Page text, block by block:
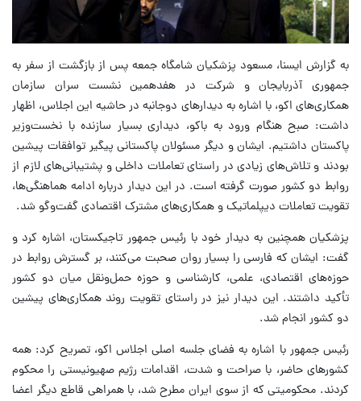
به گزارش ایسنا، مسعود پزشکیان شامگاه جمعه پس از بازگشت از سفر به
جمهوری آذربایجان و شرکت در هفدهمین نشست سران سازمان
همکاری‌های اکو، با اشاره به دیدارهای دوجانبه در حاشیه این اجلاس، اظهار
داشت: صبح هنگام ورود به باکو، دیداری بسیار سازنده با نخست‌وزیر
پاکستان داشتیم. ایشان و دیگر مسئولان پاکستانی پیگیر توافقات پیشین
بودند و تلاش‌های زیادی در راستای تعاملات داخلی و پشتیبانی‌های لازم از
روابط دو کشور صورت گرفته است. در این دیدار درباره ادامه هماهنگی‌ها،
تقویت تعاملات دیپلماتیک و همکاری‌های مشترک اقتصادی گفت‌وگو شد.
پزشکیان همچنین به دیدار خود با رئیس جمهور تاجیکستان، اشاره کرد و
گفت: ایشان که فارسی را بسیار روان صحبت می‌کنند، بر گسترش روابط در
حوزه‌های اقتصادی، علمی، کارشناسی و حوزه حمل‌ونقل میان دو کشور
تأکید داشتند. این دیدار نیز در راستای تقویت روند همکاری‌های پیشین
دو کشور انجام شد.
رئیس جمهور با اشاره به فضای جلسه اصلی اجلاس اکو، تصریح کرد: همه
کشورهای حاضر، با صراحت و شدت، اقدامات رژیم صهیونیستی را محکوم
کردند. محکومیتی که از سوی ایران مطرح شد، با همراهی قاطع دیگر اعضا